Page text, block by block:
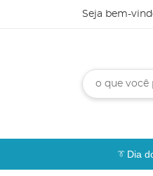
Seja bem-
Dia